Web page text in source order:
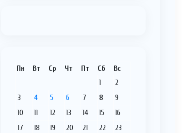
Пн Вт Ср Чт Пт Сб Вс
1
2
3
4 5 6 7 8
9
10
11 12 13 14 15
16
17
18 19 20 21 22
23